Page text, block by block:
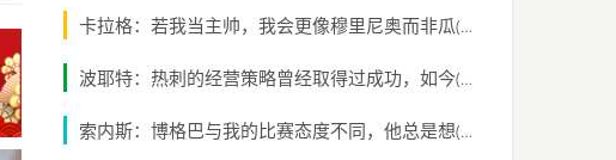
卡拉格：若我当主帅，我会更像穆里尼奥而非瓜(2020-06-01)
波耶特：热刺的经营策略曾经取得过成功，如今(2020-06-01)
索内斯：博格巴与我的比赛态度不同，他总是想(2020-06-01)